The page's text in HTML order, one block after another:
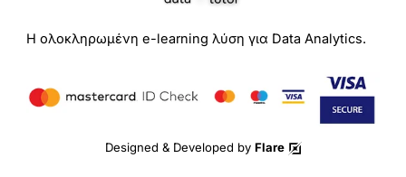
Η ολοκληρωμένη e-learning λύση για Data Analytics.
Designed & Developed by Flare